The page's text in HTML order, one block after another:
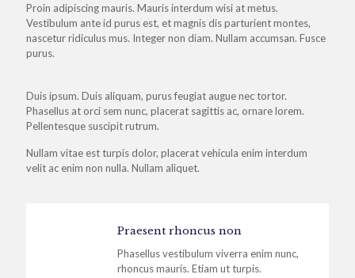
Proin adipiscing mauris. Mauris interdum wisi at metus.
Vestibulum ante id purus est, et magnis dis parturient montes,
nascetur ridiculus mus. Integer non diam. Nullam accumsan. Fusce
purus.
Duis ipsum. Duis aliquam, purus feugiat augue nec tortor.
Phasellus at orci sem nunc, placerat sagittis ac, ornare lorem.
Pellentesque suscipit rutrum.
Nullam vitae est turpis dolor, placerat vehicula enim interdum
velit ac enim non nulla. Nullam aliquet.
Praesent rhoncus non
Phasellus vestibulum viverra enim nunc,
rhoncus mauris. Etiam ut turpis.